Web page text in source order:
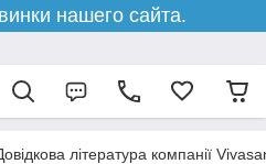
нашего сайта.
література компанії